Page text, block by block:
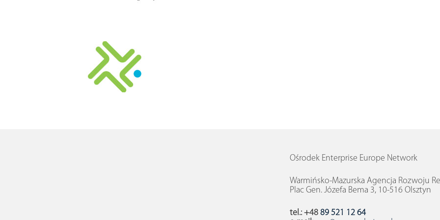
Ośrodek Enterprise Europe Network
Warmińsko-Mazurska Agencja Rozwoju
Plac Gen. Józefa Bema 3, 10-516 Olsztyn
tel.: +48 89 521 12 64